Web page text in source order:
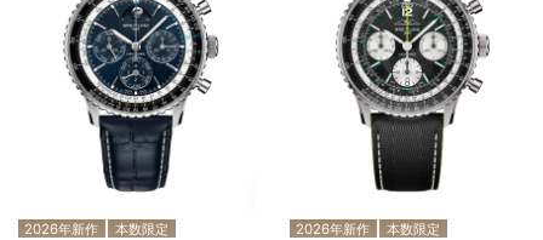
2026年新作 本数限定 2026年新作 本数限定